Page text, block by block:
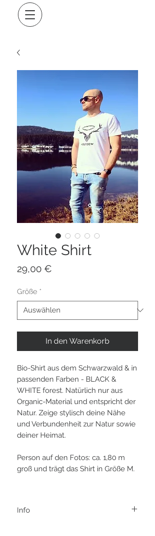
White Shirt
29,00 €
Größe *
In den Warenkorb
Bio-Shirt aus dem Schwarzwald & in
passenden Farben - BLACK &
WHITE forest. Natürlich nur aus
Organic-Material und entspricht der
Natur. Zeige stylisch deine Nähe
und Verbundenheit zur Natur sowie
deiner Heimat.
Person auf den Fotos: ca. 1,80 m
groß und trägt das Shirt in Größe M.
Info